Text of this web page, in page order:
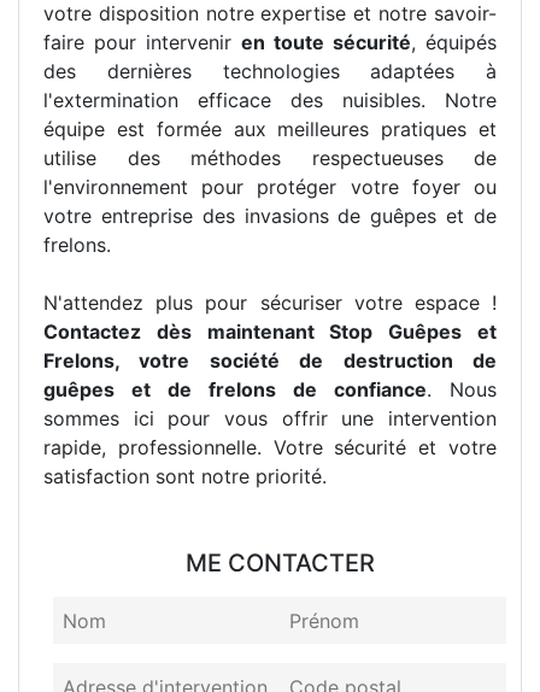
votre disposition notre expertise et notre savoir-
faire pour intervenir en toute sécurité, équipés
des dernières technologies adaptées à
l'extermination efficace des nuisibles. Notre
équipe est formée aux meilleures pratiques et
utilise des méthodes respectueuses de
l'environnement pour protéger votre foyer ou
votre entreprise des invasions de guêpes et de
frelons.
N'attendez plus pour sécuriser votre espace !
Contactez dès maintenant Stop Guêpes et
Frelons, votre société de destruction de
guêpes et de frelons de confiance. Nous
sommes ici pour vous offrir une intervention
rapide, professionnelle. Votre sécurité et votre
satisfaction sont notre priorité.
ME CONTACTER